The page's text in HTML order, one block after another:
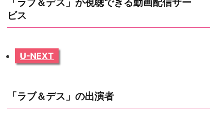
ビス
U-NEXT
「ラブ＆デス」の出演者